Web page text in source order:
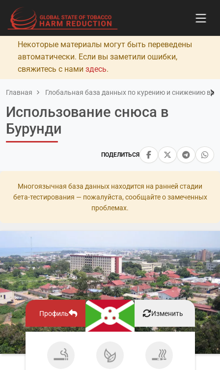
Некоторые материалы могут быть переведены
автоматически. Если вы заметили ошибки,
свяжитесь с нами здесь.
Главная Глобальная база данных по курению и снижению
ПОДЕЛИТЬСЯ
Использование снюса в
Бурунди
Многоязычная база данных находится на ранней стадии
бета-тестирования — пожалуйста, сообщайте о замеченных
проблемах.
Профиль Изменить